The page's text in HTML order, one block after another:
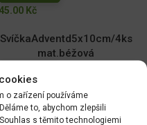
o zařízení používáme
to, abychom zlepšili
s těmito technologiemi
45.00 Kč
SvíčkaAdventd5x10cm/4ks
mat.béžová
169.00
Svíčka